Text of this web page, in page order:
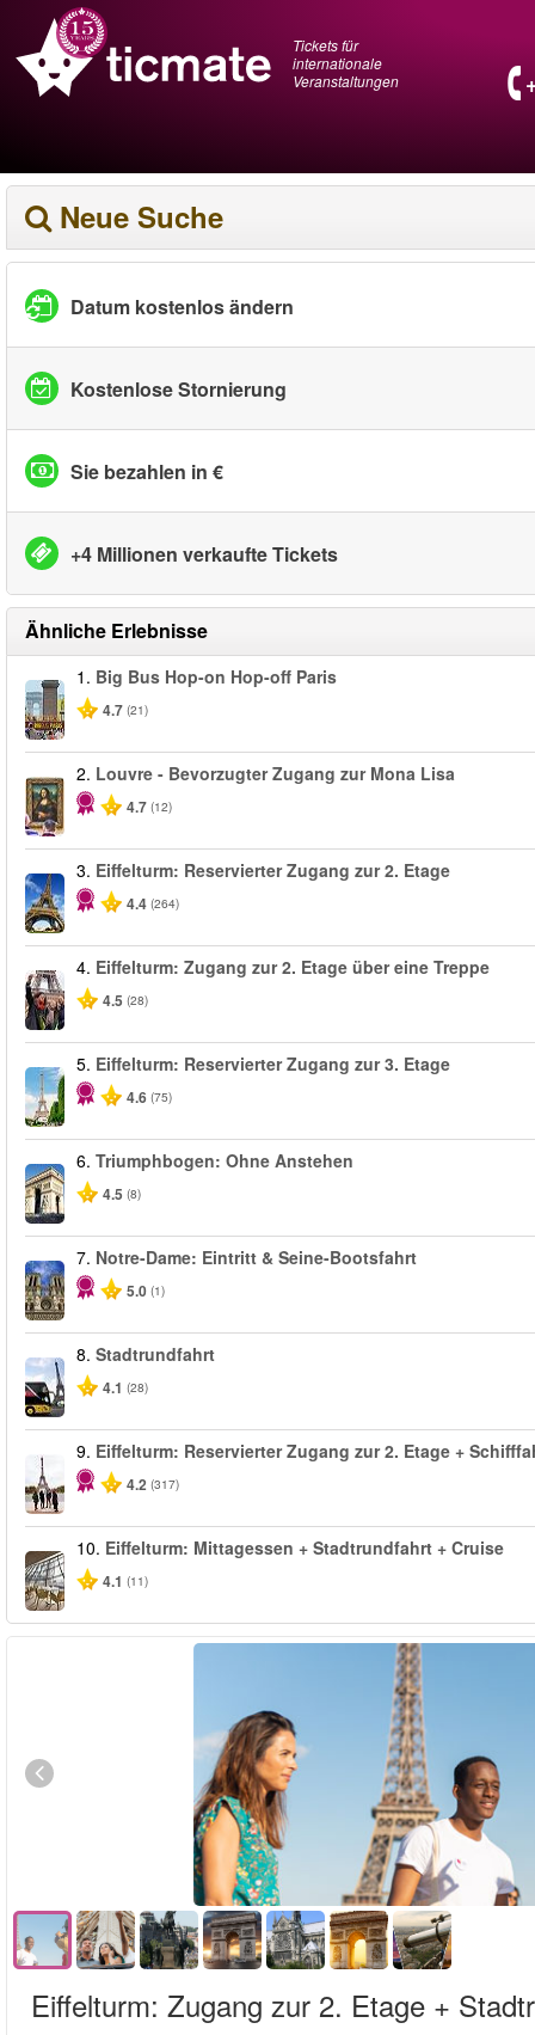
Tickets für
internationale
Veranstaltungen
Neue Suche
Datum kostenlos ändern
Kostenlose Stornierung
Sie bezahlen in €
+4 Millionen verkaufte Tickets
Ähnliche Erlebnisse
1. Big Bus Hop-on Hop-off Paris
4.7 (21)
2. Louvre - Bevorzugter Zugang zur Mona Lisa
4.7 (12)
3. Eiffelturm: Reservierter Zugang zur 2. Etage
4.4 (264)
4. Eiffelturm: Zugang zur 2. Etage über eine Treppe
4.5 (28)
5. Eiffelturm: Reservierter Zugang zur 3. Etage
4.6 (75)
6. Triumphbogen: Ohne Anstehen
4.5 (8)
7. Notre-Dame: Eintritt & Seine-Bootsfahrt
5.0 (1)
8. Stadtrundfahrt
4.1 (28)
9. Eiffelturm: Reservierter Zugang zur 2. Etage +
4.2 (317)
10. Eiffelturm: Mittagessen + Stadtrundfahrt + Cruise
4.1 (11)
Eiffelturm: Zugang zur 2. Etage +